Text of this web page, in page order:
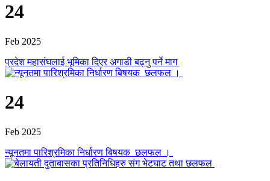
24
Feb 2025
प्रदेश महासंघलाई भूमिका दिएर अगाडी बढ्नु पर्ने माग
24
Feb 2025
न्यूनतमा पारिश्रमिका निर्धारण बिषयक छलफल ।